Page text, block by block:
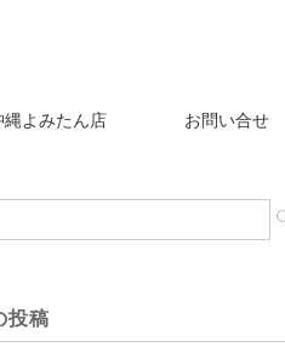
縄よみたん店 お問い合せ
投稿